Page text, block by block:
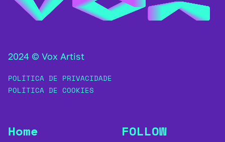
2024 © Vox Artist
POLÍTICA DE PRIVACIDADE
POLÍTICA DE COOKIES
Home
FOLLOW